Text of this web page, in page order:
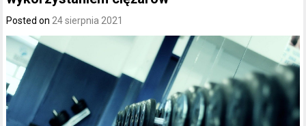
Posted on 24 sierpnia 2021